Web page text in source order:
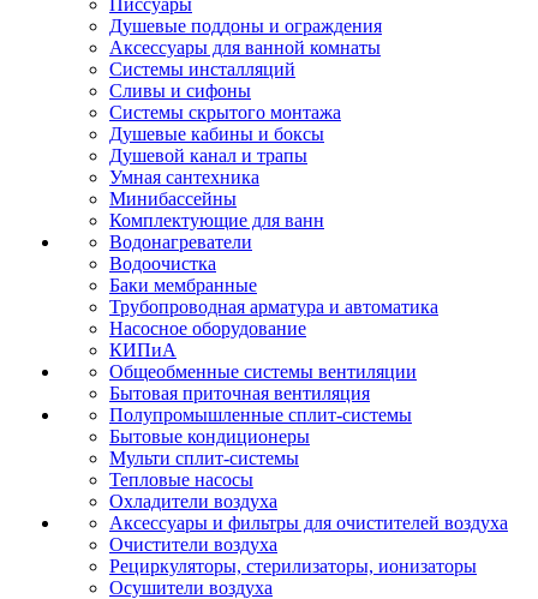
Писсуары
Душевые поддоны и ограждения
Аксессуары для ванной комнаты
Системы инсталляций
Сливы и сифоны
Системы скрытого монтажа
Душевые кабины и боксы
Душевой канал и трапы
Умная сантехника
Минибассейны
Комплектующие для ванн
Водонагреватели
Водоочистка
Баки мембранные
Трубопроводная арматура и автоматика
Насосное оборудование
КИПиА
Общеобменные системы вентиляции
Бытовая приточная вентиляция
Полупромышленные сплит-системы
Бытовые кондиционеры
Мульти сплит-системы
Тепловые насосы
Охладители воздуха
Аксессуары и фильтры для очистителей воздуха
Очистители воздуха
Рециркуляторы, стерилизаторы, ионизаторы
Осушители воздуха